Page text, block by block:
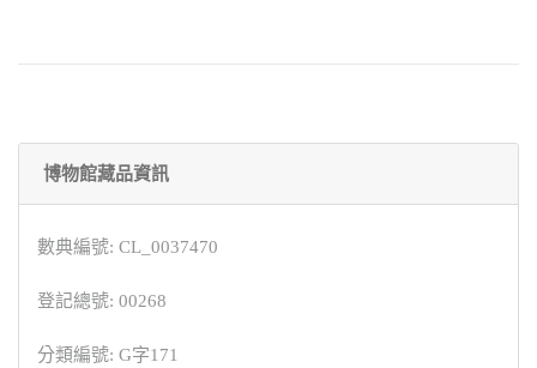
博物館藏品資訊
數典編號: CL_0037470
登記總號: 00268
分類編號: G字171